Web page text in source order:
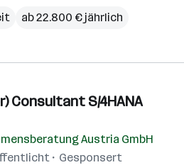
ab 22.800 € jährlich
Consultant S/4HANA
Austria GmbH
Gesponsert